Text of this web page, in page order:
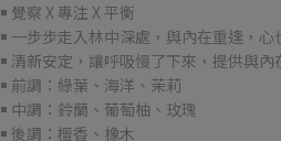
￭ 覺察 X 專注 X 平衡
￭ 一步步走入林中深處，與內在重逢，心
￭ 清新安定，讓呼吸慢了下來，提供與內
￭ 前調：綠葉、海洋、茉莉
￭ 中調：鈴蘭、葡萄柚、玫瑰
￭ 後調：檀香、橡木